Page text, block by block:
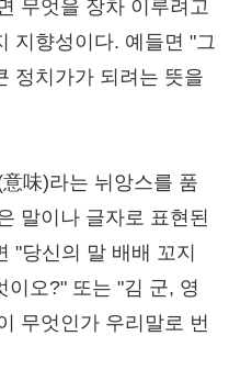
무엇을 장차 이루려고
지향성이다. 예들면 "그
정치가가 되려는 뜻을
味)라는 뉘앙스를 품
말이나 글자로 표현된
"당신의 말 배배 꼬지
이오?" 또는 "김 군, 영
무엇인가 우리말로 번